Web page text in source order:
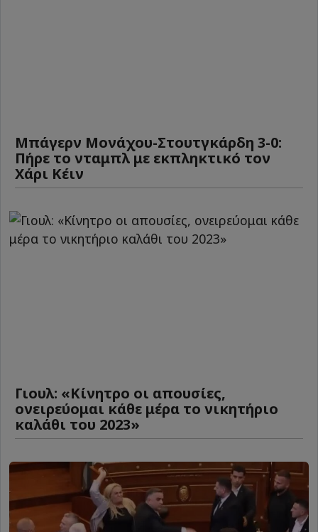
Μπάγερν Μονάχου-Στουτγκάρδη 3-0:
Πήρε το νταμπλ με εκπληκτικό τον
Χάρι Κέιν
Γιουλ: «Κίνητρο οι απουσίες,
ονειρεύομαι κάθε μέρα το νικητήριο
καλάθι του 2023»